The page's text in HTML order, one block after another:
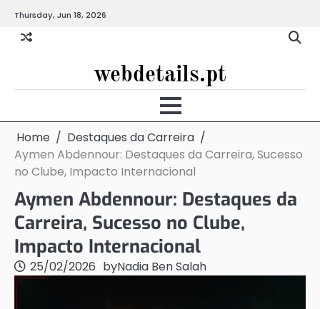
content
Thursday, Jun 18, 2026
webdetails.pt
Home
Destaques da Carreira
Aymen Abdennour: Destaques da Carreira, Sucesso
no Clube, Impacto Internacional
Aymen Abdennour: Destaques da
Carreira, Sucesso no Clube,
Impacto Internacional
25/02/2026 byNadia Ben Salah